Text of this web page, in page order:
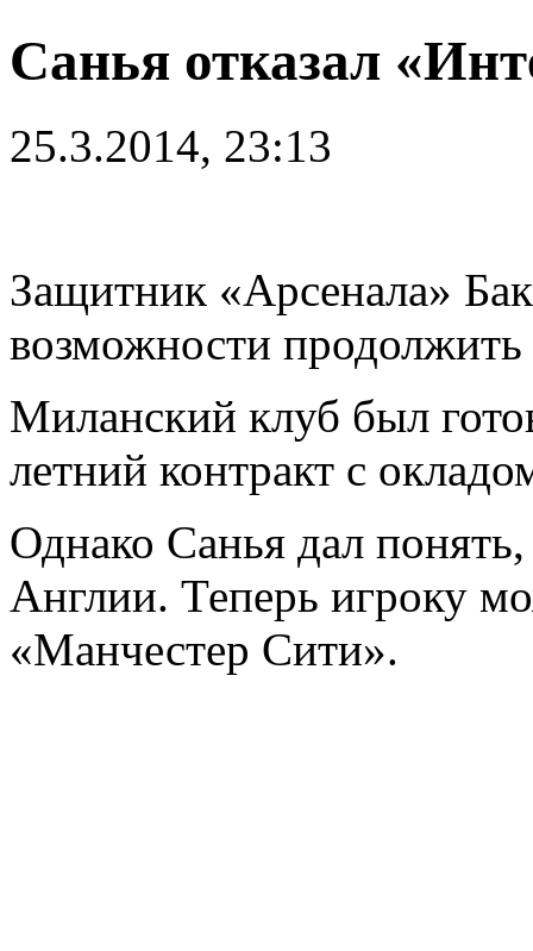
Санья отказал
25.3.2014, 23:13
Защитник «Арсенала»
возможности
Миланский клуб был
летний контракт с
Однако Санья дал понять,
Англии. Теперь игроку
«Манчестер Сити».